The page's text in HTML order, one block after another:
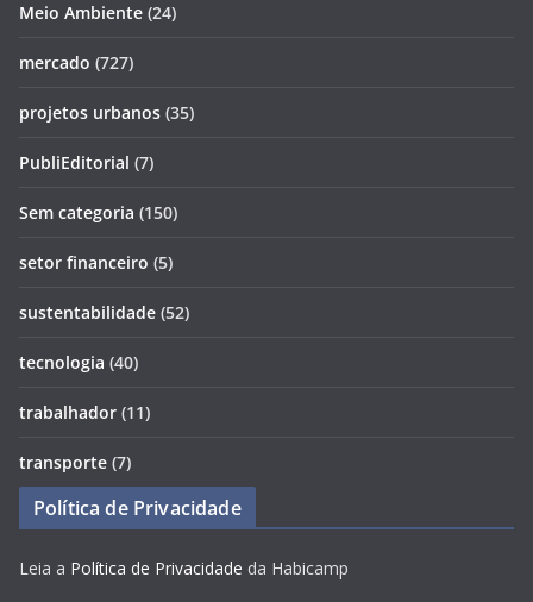
Meio Ambiente (24)
mercado (727)
projetos urbanos (35)
PubliEditorial (7)
Sem categoria (150)
setor financeiro (5)
sustentabilidade (52)
tecnologia (40)
trabalhador (11)
transporte (7)
Política de Privacidade
Leia a Política de Privacidade da Habicamp